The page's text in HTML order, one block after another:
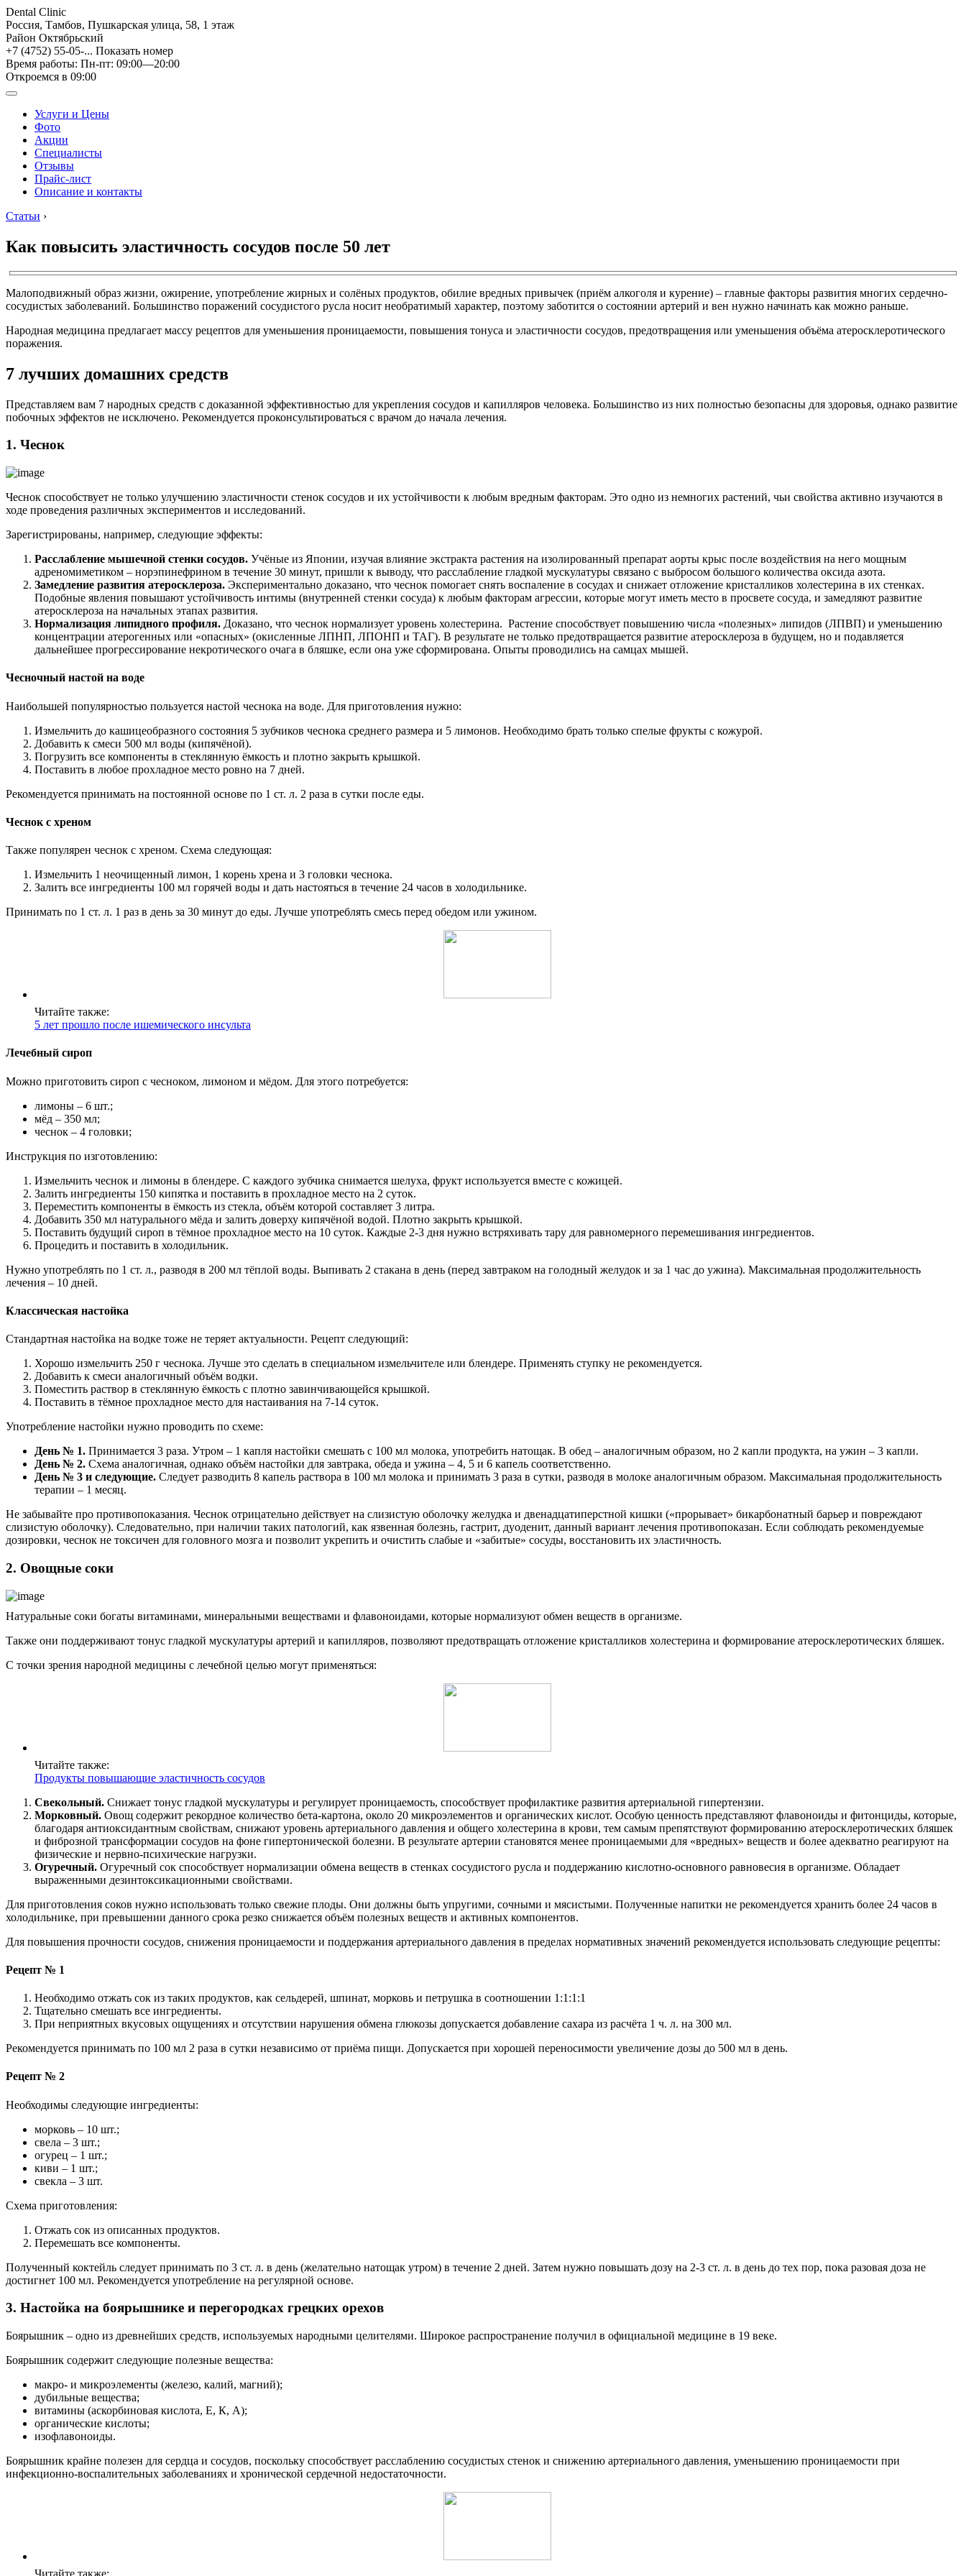
Dental Clinic
Россия, Тамбов, Пушкарская улица, 58, 1 этаж
Район Октябрьский
+7 (4752) 55-05-... Показать номер
Время работы: Пн-пт: 09:00—20:00
Откроемся в 09:00
Услуги и Цены
Фото
Акции
Специалисты
Отзывы
Прайс-лист
Описание и контакты
Статьи ›
Как повысить эластичность сосудов после 50 лет
Малоподвижный образ жизни, ожирение, употребление жирных и солёных продуктов, обилие вредных привычек (приём алкоголя и курение) – главные факторы развития многих сердечно-
сосудистых заболеваний. Большинство поражений сосудистого русла носит необратимый характер, поэтому заботится о состоянии артерий и вен нужно начинать как можно раньше.
Народная медицина предлагает массу рецептов для уменьшения проницаемости, повышения тонуса и эластичности сосудов, предотвращения или уменьшения объёма атеросклеротического
поражения.
7 лучших домашних средств
Представляем вам 7 народных средств с доказанной эффективностью для укрепления сосудов и капилляров человека. Большинство из них полностью безопасны для здоровья, однако развитие
побочных эффектов не исключено. Рекомендуется проконсультироваться с врачом до начала лечения.
1. Чеснок
Чеснок способствует не только улучшению эластичности стенок сосудов и их устойчивости к любым вредным факторам. Это одно из немногих растений, чьи свойства активно изучаются в
ходе проведения различных экспериментов и исследований.
Зарегистрированы, например, следующие эффекты:
Расслабление мышечной стенки сосудов. Учёные из Японии, изучая влияние экстракта растения на изолированный препарат аорты крыс после воздействия на него мощным
адреномиметиком – норэпинефрином в течение 30 минут, пришли к выводу, что расслабление гладкой мускулатуры связано с выбросом большого количества оксида азота.
Замедление развития атеросклероза. Экспериментально доказано, что чеснок помогает снять воспаление в сосудах и снижает отложение кристалликов холестерина в их стенках.
Подобные явления повышают устойчивость интимы (внутренней стенки сосуда) к любым факторам агрессии, которые могут иметь место в просвете сосуда, и замедляют развитие
атеросклероза на начальных этапах развития.
Нормализация липидного профиля. Доказано, что чеснок нормализует уровень холестерина. Растение способствует повышению числа «полезных» липидов (ЛПВП) и уменьшению
концентрации атерогенных или «опасных» (окисленные ЛПНП, ЛПОНП и ТАГ). В результате не только предотвращается развитие атеросклероза в будущем, но и подавляется
дальнейшее прогрессирование некротического очага в бляшке, если она уже сформирована. Опыты проводились на самцах мышей.
Чесночный настой на воде
Наибольшей популярностью пользуется настой чеснока на воде. Для приготовления нужно:
Измельчить до кашицеобразного состояния 5 зубчиков чеснока среднего размера и 5 лимонов. Необходимо брать только спелые фрукты с кожурой.
Добавить к смеси 500 мл воды (кипячёной).
Погрузить все компоненты в стеклянную ёмкость и плотно закрыть крышкой.
Поставить в любое прохладное место ровно на 7 дней.
Рекомендуется принимать на постоянной основе по 1 ст. л. 2 раза в сутки после еды.
Чеснок с хреном
Также популярен чеснок с хреном. Схема следующая:
Измельчить 1 неочищенный лимон, 1 корень хрена и 3 головки чеснока.
Залить все ингредиенты 100 мл горячей воды и дать настояться в течение 24 часов в холодильнике.
Принимать по 1 ст. л. 1 раз в день за 30 минут до еды. Лучше употреблять смесь перед обедом или ужином.
Читайте также:
5 лет прошло после ишемического инсульта
Лечебный сироп
Можно приготовить сироп с чесноком, лимоном и мёдом. Для этого потребуется:
лимоны – 6 шт.;
мёд – 350 мл;
чеснок – 4 головки;
Инструкция по изготовлению:
Измельчить чеснок и лимоны в блендере. С каждого зубчика снимается шелуха, фрукт используется вместе с кожицей.
Залить ингредиенты 150 кипятка и поставить в прохладное место на 2 суток.
Переместить компоненты в ёмкость из стекла, объём которой составляет 3 литра.
Добавить 350 мл натурального мёда и залить доверху кипячёной водой. Плотно закрыть крышкой.
Поставить будущий сироп в тёмное прохладное место на 10 суток. Каждые 2-3 дня нужно встряхивать тару для равномерного перемешивания ингредиентов.
Процедить и поставить в холодильник.
Нужно употреблять по 1 ст. л., разводя в 200 мл тёплой воды. Выпивать 2 стакана в день (перед завтраком на голодный желудок и за 1 час до ужина). Максимальная продолжительность
лечения – 10 дней.
Классическая настойка
Стандартная настойка на водке тоже не теряет актуальности. Рецепт следующий:
Хорошо измельчить 250 г чеснока. Лучше это сделать в специальном измельчителе или блендере. Применять ступку не рекомендуется.
Добавить к смеси аналогичный объём водки.
Поместить раствор в стеклянную ёмкость с плотно завинчивающейся крышкой.
Поставить в тёмное прохладное место для настаивания на 7-14 суток.
Употребление настойки нужно проводить по схеме:
День № 1. Принимается 3 раза. Утром – 1 капля настойки смешать с 100 мл молока, употребить натощак. В обед – аналогичным образом, но 2 капли продукта, на ужин – 3 капли.
День № 2. Схема аналогичная, однако объём настойки для завтрака, обеда и ужина – 4, 5 и 6 капель соответственно.
День № 3 и следующие. Следует разводить 8 капель раствора в 100 мл молока и принимать 3 раза в сутки, разводя в молоке аналогичным образом. Максимальная продолжительность
терапии – 1 месяц.
Не забывайте про противопоказания. Чеснок отрицательно действует на слизистую оболочку желудка и двенадцатиперстной кишки («прорывает» бикарбонатный барьер и повреждают
слизистую оболочку). Следовательно, при наличии таких патологий, как язвенная болезнь, гастрит, дуоденит, данный вариант лечения противопоказан. Если соблюдать рекомендуемые
дозировки, чеснок не токсичен для головного мозга и позволит укрепить и очистить слабые и «забитые» сосуды, восстановить их эластичность.
2. Овощные соки
Натуральные соки богаты витаминами, минеральными веществами и флавоноидами, которые нормализуют обмен веществ в организме.
Также они поддерживают тонус гладкой мускулатуры артерий и капилляров, позволяют предотвращать отложение кристалликов холестерина и формирование атеросклеротических бляшек.
С точки зрения народной медицины с лечебной целью могут применяться:
Читайте также:
Продукты повышающие эластичность сосудов
Свекольный. Снижает тонус гладкой мускулатуры и регулирует проницаемость, способствует профилактике развития артериальной гипертензии.
Морковный. Овощ содержит рекордное количество бета-картона, около 20 микроэлементов и органических кислот. Особую ценность представляют флавоноиды и фитонциды, которые,
благодаря антиоксидантным свойствам, снижают уровень артериального давления и общего холестерина в крови, тем самым препятствуют формированию атеросклеротических бляшек
и фиброзной трансформации сосудов на фоне гипертонической болезни. В результате артерии становятся менее проницаемыми для «вредных» веществ и более адекватно реагируют на
физические и нервно-психические нагрузки.
Огуречный. Огуречный сок способствует нормализации обмена веществ в стенках сосудистого русла и поддержанию кислотно-основного равновесия в организме. Обладает
выраженными дезинтоксикационными свойствами.
Для приготовления соков нужно использовать только свежие плоды. Они должны быть упругими, сочными и мясистыми. Полученные напитки не рекомендуется хранить более 24 часов в
холодильнике, при превышении данного срока резко снижается объём полезных веществ и активных компонентов.
Для повышения прочности сосудов, снижения проницаемости и поддержания артериального давления в пределах нормативных значений рекомендуется использовать следующие рецепты:
Рецепт № 1
Необходимо отжать сок из таких продуктов, как сельдерей, шпинат, морковь и петрушка в соотношении 1:1:1:1
Тщательно смешать все ингредиенты.
При неприятных вкусовых ощущениях и отсутствии нарушения обмена глюкозы допускается добавление сахара из расчёта 1 ч. л. на 300 мл.
Рекомендуется принимать по 100 мл 2 раза в сутки независимо от приёма пищи. Допускается при хорошей переносимости увеличение дозы до 500 мл в день.
Рецепт № 2
Необходимы следующие ингредиенты:
морковь – 10 шт.;
свела – 3 шт.;
огурец – 1 шт.;
киви – 1 шт.;
свекла – 3 шт.
Схема приготовления:
Отжать сок из описанных продуктов.
Перемешать все компоненты.
Полученный коктейль следует принимать по 3 ст. л. в день (желательно натощак утром) в течение 2 дней. Затем нужно повышать дозу на 2-3 ст. л. в день до тех пор, пока разовая доза не
достигнет 100 мл. Рекомендуется употребление на регулярной основе.
3. Настойка на боярышнике и перегородках грецких орехов
Боярышник – одно из древнейших средств, используемых народными целителями. Широкое распространение получил в официальной медицине в 19 веке.
Боярышник содержит следующие полезные вещества:
макро- и микроэлементы (железо, калий, магний);
дубильные вещества;
витамины (аскорбиновая кислота, Е, К, А);
органические кислоты;
изофлавоноиды.
Боярышник крайне полезен для сердца и сосудов, поскольку способствует расслаблению сосудистых стенок и снижению артериального давления, уменьшению проницаемости при
инфекционно-воспалительных заболеваниях и хронической сердечной недостаточности.